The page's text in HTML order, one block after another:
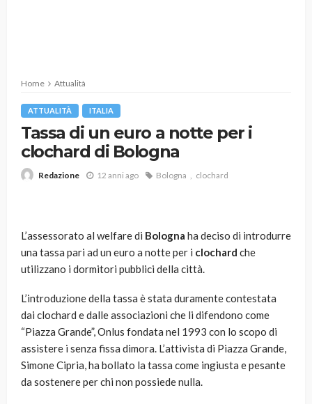
Home Attualità
ATTUALITÀ ITALIA
Tassa di un euro a notte per i
clochard di Bologna
Redazione 12 anni ago Bologna clochard
L’assessorato al welfare di Bologna ha deciso di introdurre
una tassa pari ad un euro a notte per i clochard che
utilizzano i dormitori pubblici della città.
L’introduzione della tassa è stata duramente contestata
dai clochard e dalle associazioni che li difendono come
“Piazza Grande”, Onlus fondata nel 1993 con lo scopo di
assistere i senza fissa dimora. L’attivista di Piazza Grande,
Simone Cipria, ha bollato la tassa come ingiusta e pesante
da sostenere per chi non possiede nulla.